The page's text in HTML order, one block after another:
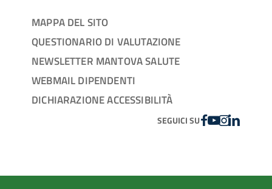
MAPPA DEL SITO
QUESTIONARIO DI VALUTAZIONE
NEWSLETTER MANTOVA SALUTE
WEBMAIL DIPENDENTI
DICHIARAZIONE ACCESSIBILITÀ
SEGUICI SUFACEBOOK
YOUTUBE
INSTAGRAM
LINKEDIN